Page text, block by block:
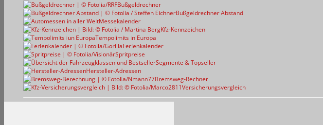
Bußgeldrechner
Bußgeldrechner Abstand
Messekalender
Kfz-Kennzeichen
Tempolimits in Europa
Ferienkalender
Spritpreise
Segmente & Topseller
Hersteller-Adressen
Bremsweg-Rechner
Versicherungsvergleich